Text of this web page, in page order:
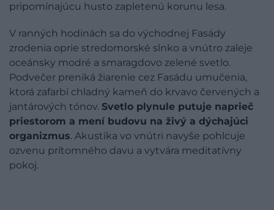
pripomínajúcu husto zapletenú korunu lesa.
V ranných hodinách sa do východnej Fasády
zrodenia oprie stredomorské slnko a vnútro zaleje
oceánsky modré a smaragdovo zelené svetlo.
Podvečer preniká žiarenie cez Fasádu umučenia,
ktorá zafarbí chladný kameň do krvavo červených a
jantárových tónov. Svetlo plynule putuje naprieč
priestorom a mení budovu na živý a dýchajúci
organizmus. Akustika vo vnútri navyše pohlcuje
ozvenu prítomného davu a vytvára meditatívny
pokoj.